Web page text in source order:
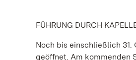
FÜHRUNG DURCH
Noch bis einschließlich
geöffnet. Am kommenden